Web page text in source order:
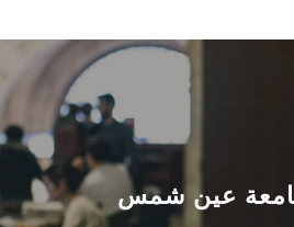
الرئيسيـة
عن الجامعة
القطاعـات جامعة عين شمس